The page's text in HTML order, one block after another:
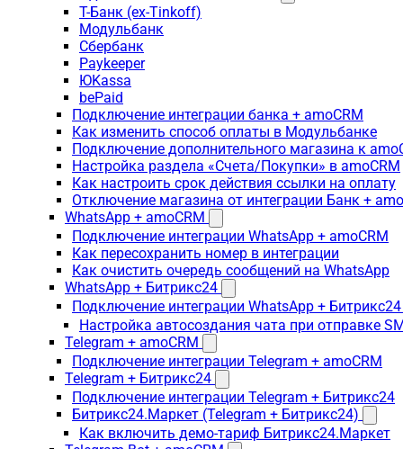
Т-Банк (ex-Tinkoff)
Модульбанк
Сбербанк
Paykeeper
ЮKassa
bePaid
Подключение интеграции банка + amoCRM
Как изменить способ оплаты в Модульбанке
Подключение дополнительного магазина к
Настройка раздела «Счета/Покупки» в amoCRM
Как настроить срок действия ссылки на оплату
Отключение магазина от интеграции Банк +
WhatsApp + amoCRM
Подключение интеграции WhatsApp + amoCRM
Как пересохранить номер в интеграции
Как очистить очередь сообщений на WhatsApp
WhatsApp + Битрикс24
Подключение интеграции WhatsApp + Битрикс24
Настройка автосоздания чата при отправке
Telegram + amoCRM
Подключение интеграции Telegram + amoCRM
Telegram + Битрикс24
Подключение интеграции Telegram + Битрикс24
Битрикс24.Маркет (Telegram + Битрикс24)
Как включить демо-тариф Битрикс24.Маркет